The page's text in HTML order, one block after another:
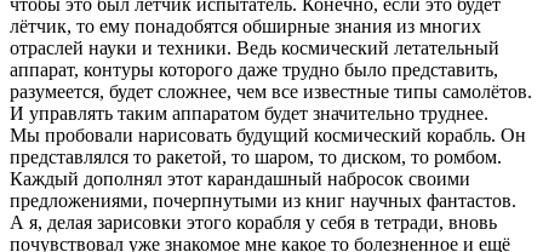
лётчик, то ему понадобятся обширные знания из многих
отраслей науки и техники. Ведь космический летательный
аппарат, контуры которого даже трудно было представить,
разумеется, будет сложнее, чем все известные типы самолётов.
И управлять таким аппаратом будет значительно труднее.
Мы пробовали нарисовать будущий космический корабль. Он
представлялся то ракетой, то шаром, то диском, то ромбом.
Каждый дополнял этот карандашный набросок своими
предложениями, почерпнутыми из книг научных фантастов.
А я, делая зарисовки этого корабля у себя в тетради, вновь
почувствовал уже знакомое мне какое то болезненное и ещё